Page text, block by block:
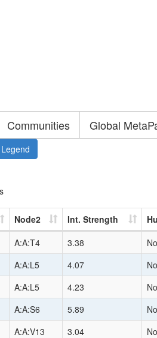
Communities Global
Node2 Int. Strength
A:A:T4 3.38
No
A:A:L5 4.07
No
A:A:L5 4.23
No
A:A:S6 5.89
No
A:A:V13 3.04
No